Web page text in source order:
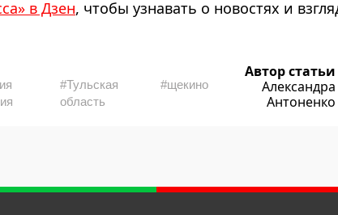
в Дзен, чтобы узнавать о новостях и
#Тульская
область
#щекино
Автор статьи
Александра
Антоненко